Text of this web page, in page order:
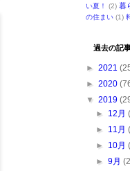
い夏！
(2) 暮
の住まい (1)
過去の記
► 2021
► 2020
▼ 2019
► 12月
► 11月
► 10月
►9月